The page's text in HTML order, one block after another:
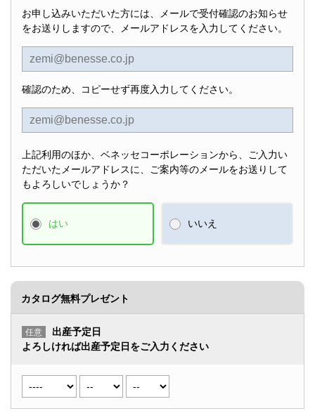
お申し込みいただいた方には、メールで受付確認のお知らせ
をお送りしますので、メールアドレスを入力してください。
確認のため、コピーせず再度入力してください。
上記利用のほか、ベネッセコーポレーションから、ご入力い
ただいたメールアドレスに、ご案内等のメールをお送りして
もよろしいでしょうか？
はい いいえ
カタログ無料プレゼント
任意
出産予定日
よろしければ出産予定日をご入力ください